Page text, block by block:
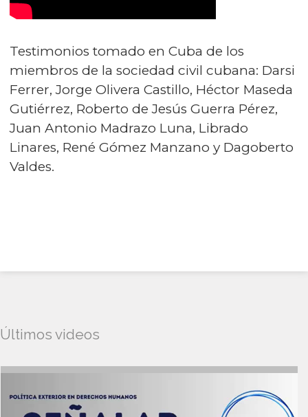
Testimonios tomado en Cuba de los
miembros de la sociedad civil cubana: Darsi
Ferrer, Jorge Olivera Castillo, Héctor Maseda
Gutiérrez, Roberto de Jesús Guerra Pérez,
Juan Antonio Madrazo Luna, Librado
Linares, René Gómez Manzano y Dagoberto
Valdes.
Últimos videos